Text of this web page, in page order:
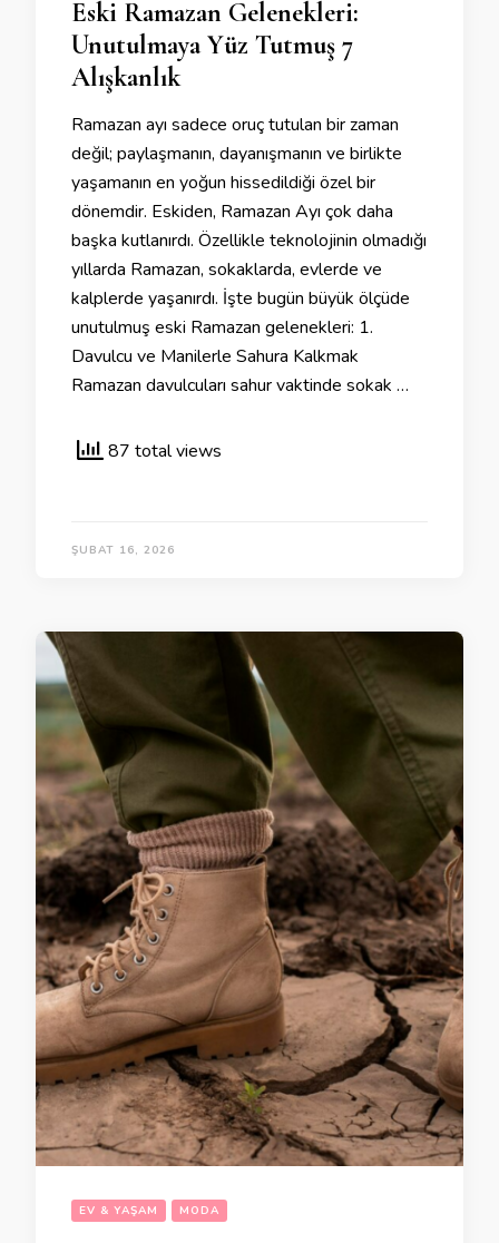
Eski Ramazan Gelenekleri:
Unutulmaya Yüz Tutmuş 7
Alışkanlık
Ramazan ayı sadece oruç tutulan bir zaman
değil; paylaşmanın, dayanışmanın ve birlikte
yaşamanın en yoğun hissedildiği özel bir
dönemdir. Eskiden, Ramazan Ayı çok daha
başka kutlanırdı. Özellikle teknolojinin olmadığı
yıllarda Ramazan, sokaklarda, evlerde ve
kalplerde yaşanırdı. İşte bugün büyük ölçüde
unutulmuş eski Ramazan gelenekleri: 1.
Davulcu ve Manilerle Sahura Kalkmak
Ramazan davulcuları sahur vaktinde sokak …
87 total views
ŞUBAT 16, 2026
EV & YAŞAM MODA